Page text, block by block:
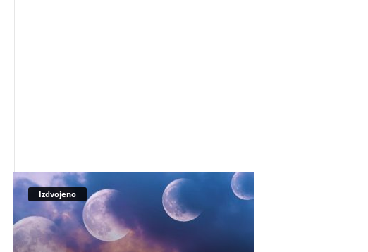
Izdvojeno